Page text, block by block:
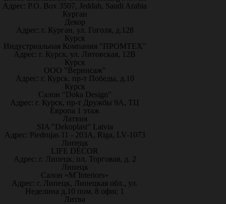
Адрес: P.O. Box 3507, Jeddah, Saudi Arabia
Курган
Декор
Адрес: г. Курган, ул. Гоголя, д.128
Курск
Индустриальная Компания "ПРОМТЕХ"
Адрес: г. Курск, ул. Литовская, 12В
Курск
ООО "Вернисаж"
Адрес: г. Курск, пр-т Победы, д.10
Курск
Салон "Doka Design"
Адрес: г. Курск, пр-т Дружбы 9А, ТЦ
Европа 1 этаж
Латвия
SIA "Dekoplast" Latvia
Адрес: Piedrujas 11 - 203A, Riga, LV-1073
Липецк
LIFE DÉCOR
Адрес: г. Липецк, пл. Торговая, д. 2
Липецк
Салон «M`Interiors»
Адрес: г. Липецк, Липецкая обл., ул.
Неделина д.10 пом. 8 офис 1
Литва